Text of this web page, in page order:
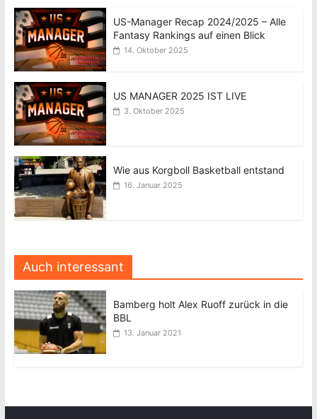
US-Manager Recap 2024/2025 – Alle
Fantasy Rankings auf einen Blick
14. Oktober 2025
US MANAGER 2025 IST LIVE
3. Oktober 2025
Wie aus Korgboll Basketball entstand
16. Januar 2025
Auch interessant
Bamberg holt Alex Ruoff zurück in die
BBL
13. Januar 2021